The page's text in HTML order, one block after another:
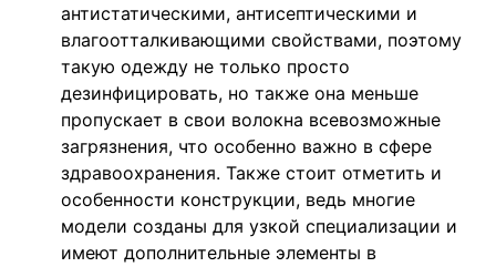
антистатическими, антисептическими и
влагоотталкивающими свойствами, поэтому
такую одежду не только просто
дезинфицировать, но также она меньше
пропускает в свои волокна всевозможные
загрязнения, что особенно важно в сфере
здравоохранения. Также стоит отметить и
особенности конструкции, ведь многие
модели созданы для узкой специализации и
имеют дополнительные элементы в